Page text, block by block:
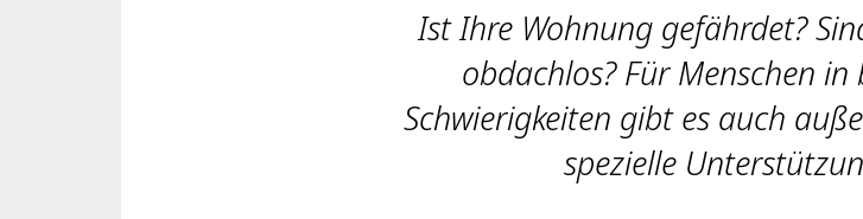
Ist Ihre Wohnung gefährdet?
obdachlos? Für Menschen
Schwierigkeiten gibt es auch
spezielle